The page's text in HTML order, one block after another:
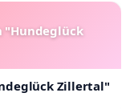
"Hundeglück
Zillertal"